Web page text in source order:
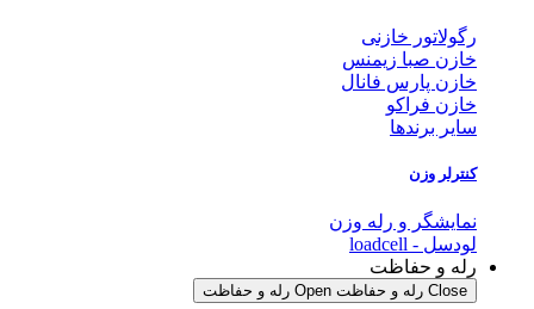
رگولاتور خازنی
خازن صبا زیمنس
خازن پارس فانال
خازن فراکو
سایر برندها
کنترلر وزن
نمایشگر و رله وزن
لودسل - loadcell
رله و حفاظت
Close رله و حفاظت Open رله و حفاظت